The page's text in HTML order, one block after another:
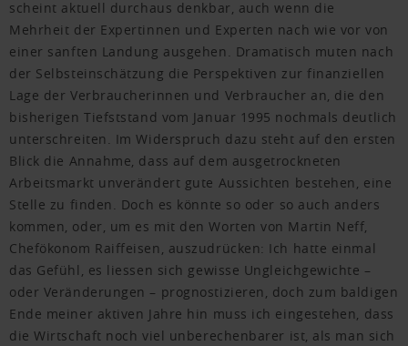
scheint aktuell durchaus denkbar, auch wenn die
Mehrheit der Expertinnen und Experten nach wie vor von
einer sanften Landung ausgehen. Dramatisch muten nach
der Selbsteinschätzung die Perspektiven zur finanziellen
Lage der Verbraucherinnen und Verbraucher an, die den
bisherigen Tiefststand vom Januar 1995 nochmals deutlich
unterschreiten. Im Widerspruch dazu steht auf den ersten
Blick die Annahme, dass auf dem ausgetrockneten
Arbeitsmarkt unverändert gute Aussichten bestehen, eine
Stelle zu finden. Doch es könnte so oder so auch anders
kommen, oder, um es mit den Worten von Martin Neff,
Chefökonom Raiffeisen, auszudrücken: Ich hatte einmal
das Gefühl, es liessen sich gewisse Ungleichgewichte –
oder Veränderungen – prognostizieren, doch zum baldigen
Ende meiner aktiven Jahre hin muss ich eingestehen, dass
die Wirtschaft noch viel unberechenbarer ist, als man sich